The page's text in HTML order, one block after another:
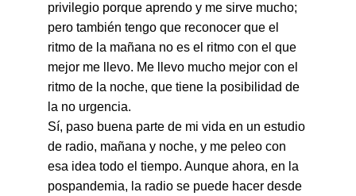
privilegio porque aprendo y me sirve mucho;
pero también tengo que reconocer que el
ritmo de la mañana no es el ritmo con el que
mejor me llevo. Me llevo mucho mejor con el
ritmo de la noche, que tiene la posibilidad de
la no urgencia.
Sí, paso buena parte de mi vida en un estudio
de radio, mañana y noche, y me peleo con
esa idea todo el tiempo. Aunque ahora, en la
pospandemia, la radio se puede hacer desde